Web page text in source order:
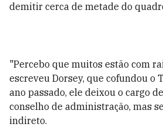
demitir cerca de metade do
"Percebo que muitos estão com
escreveu Dorsey, que cofundou o
ano passado, ele deixou o cargo
conselho de administração, mas
indireto.